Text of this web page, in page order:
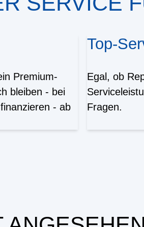
Premium-
bleiben - bei
- ab
Top-
Egal, ob
Fragen.